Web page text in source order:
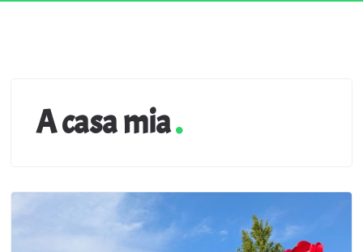
A casa mia